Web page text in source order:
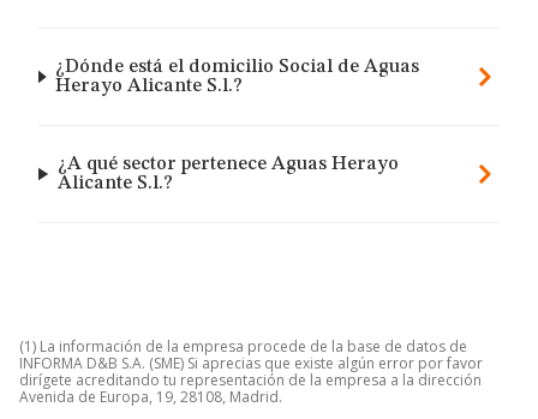
¿Dónde está el domicilio Social de Aguas
Herayo Alicante S.l.?
¿A qué sector pertenece Aguas Herayo
Alicante S.l.?
(1) La información de la empresa procede de la base de datos de
INFORMA D&B S.A. (SME) Si aprecias que existe algún error por favor
dirígete acreditando tu representación de la empresa a la dirección
Avenida de Europa, 19, 28108, Madrid.